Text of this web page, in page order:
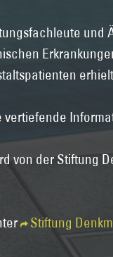
und
von der Stiftung
Stiftung